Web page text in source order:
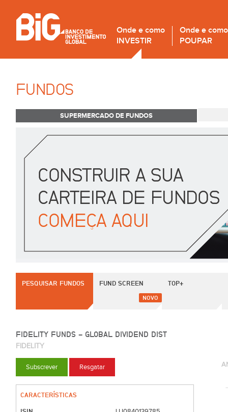
Onde e como
INVESTIR
Onde e como
POUPAR
FUNDOS
SUPERMERCADO DE FUNDOS
PESQUISAR FUNDOS FUND SCREEN
NOVO
TOP+
FIDELITY FUNDS - GLOBAL DIVIDEND DIST
FIDELITY
Subscrever Resgatar
CARACTERÍSTICAS